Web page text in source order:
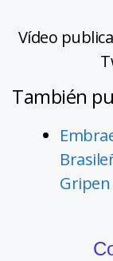
Vídeo
También
Gripen